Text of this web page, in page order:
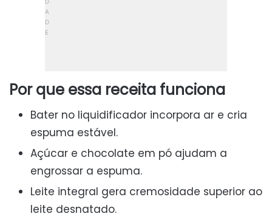
Por que essa receita funciona
Bater no liquidificador incorpora ar e cria
espuma estável.
Açúcar e chocolate em pó ajudam a
engrossar a espuma.
Leite integral gera cremosidade superior ao
leite desnatado.